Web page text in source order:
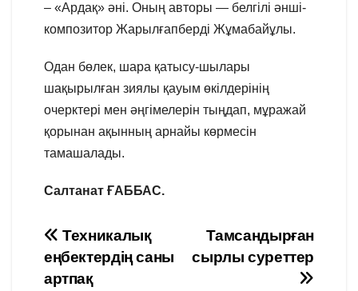
– «Ардақ» әні. Оның авторы — белгілі әнші-
композитор Жарылғапберді Жұмабайұлы.
Одан бөлек, шара қатысу-шылары
шақырылған зиялы қауым өкілдерінің
очерктері мен әңгімелерін тыңдап, мұражай
қорынан ақынның арнайы көрмесін
тамашалады.
Салтанат ҒАББАС.
Навигация
по
Тамсандырған
сырлы суреттер
Техникалық
еңбектердің саны
артпақ